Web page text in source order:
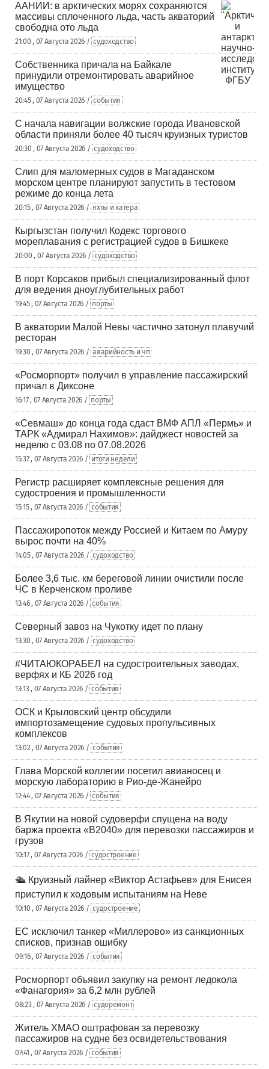
ААНИИ: в арктических морях сохраняются
массивы сплоченного льда, часть акваторий
свободна ото льда
21:00 , 07 Августа 2026 / судоходство
Собственника причала на Байкале
принудили отремонтировать аварийное
имущество
20:45 , 07 Августа 2026 / события
С начала навигации волжские города Ивановской
области приняли более 40 тысяч круизных туристов
20:30 , 07 Августа 2026 / судоходство
Слип для маломерных судов в Магаданском
морском центре планируют запустить в тестовом
режиме до конца лета
20:15 , 07 Августа 2026 / яхты и катера
Кыргызстан получил Кодекс торгового
мореплавания с регистрацией судов в Бишкеке
20:00 , 07 Августа 2026 / судоходство
В порт Корсаков прибыл специализированный флот
для ведения дноуглубительных работ
19:45 , 07 Августа 2026 / порты
В акватории Малой Невы частично затонул плавучий
ресторан
19:30 , 07 Августа 2026 / аварийность и чп
«Росморпорт» получил в управление пассажирский
причал в Диксоне
16:17 , 07 Августа 2026 / порты
«Севмаш» до конца года сдаст ВМФ АПЛ «Пермь» и
ТАРК «Адмирал Нахимов»: дайджест новостей за
неделю с 03.08 по 07.08.2026
15:37 , 07 Августа 2026 / итоги недели
Регистр расширяет комплексные решения для
судостроения и промышленности
15:15 , 07 Августа 2026 / события
Пассажиропоток между Россией и Китаем по Амуру
вырос почти на 40%
14:05 , 07 Августа 2026 / судоходство
Более 3,6 тыс. км береговой линии очистили после
ЧС в Керченском проливе
13:46 , 07 Августа 2026 / события
Северный завоз на Чукотку идет по плану
13:30 , 07 Августа 2026 / судоходство
#ЧИТАЮКОРАБЕЛ на судостроительных заводах,
верфях и КБ 2026 год
13:13 , 07 Августа 2026 / события
ОСК и Крыловский центр обсудили
импортозамещение судовых пропульсивных
комплексов
13:02 , 07 Августа 2026 / события
Глава Морской коллегии посетил авианосец и
морскую лабораторию в Рио-де-Жанейро
12:44 , 07 Августа 2026 / события
В Якутии на новой судоверфи спущена на воду
баржа проекта «В2040» для перевозки пассажиров и
грузов
10:17 , 07 Августа 2026 / судостроение
🛳️ Круизный лайнер «Виктор Астафьев» для Енисея
приступил к ходовым испытаниям на Неве
10:10 , 07 Августа 2026 / судостроение
ЕС исключил танкер «Миллерово» из санкционных
списков, признав ошибку
09:16 , 07 Августа 2026 / события
Росморпорт объявил закупку на ремонт ледокола
«Фанагория» за 6,2 млн рублей
08:23 , 07 Августа 2026 / судоремонт
Житель ХМАО оштрафован за перевозку
пассажиров на судне без освидетельствования
07:41 , 07 Августа 2026 / события